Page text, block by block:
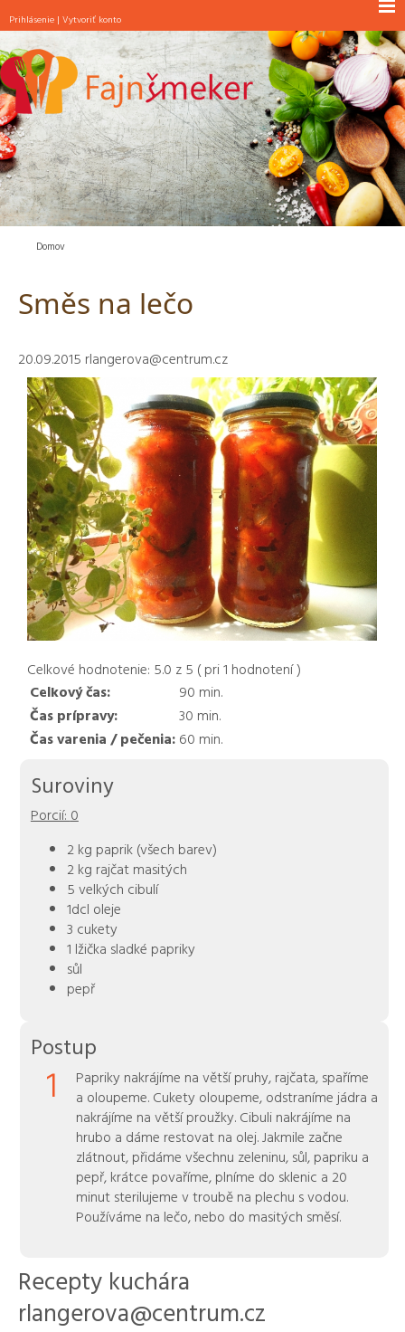
Prihlásenie | Vytvoriť konto
NOVINKY
RAŇAJKY
POLIEVKY
JEDLÁ S MÄSOM
JEDLÁ BEZ MÄSA
ŠALÁTY
Domov
Směs na lečo
20.09.2015 rlangerova@centrum.cz
Celkové hodnotenie: 5.0 z 5 ( pri1 hodnotení )
Celkový čas:
90 min.
Čas prípravy:
30 min.
Čas varenia / pečenia: 60 min.
Suroviny
Porcií: 0
2 kg paprik (všech barev)
2 kg rajčat masitých
5 velkých cibulí
1dcl oleje
3 cukety
1 lžička sladké papriky
sůl
pepř
Postup
1
Papriky nakrájíme na větší pruhy, rajčata, spaříme
a oloupeme. Cukety oloupeme, odstraníme jádra a
nakrájíme na větší proužky. Cibuli nakrájíme na
hrubo a dáme restovat na olej. Jakmile začne
zlátnout, přidáme všechnu zeleninu, sůl, papriku a
pepř, krátce povaříme, plníme do sklenic a 20
minut sterilujeme v troubě na plechu s vodou.
Používáme na lečo, nebo do masitých směsí.
Recepty kuchára
rlangerova@centrum.cz